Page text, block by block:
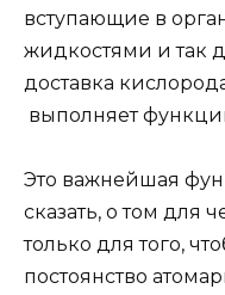
вступающие в
жидкостями и так
доставка
выполняет
Это важнейшая
сказать, о том
только для того,
постоянство